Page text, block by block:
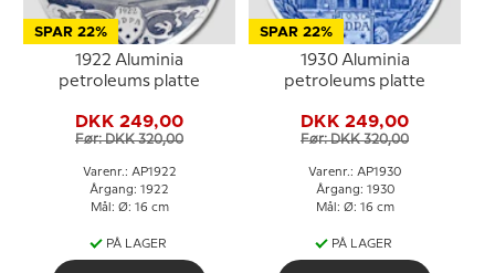
SPAR 22%
1922 Aluminia
petroleums platte
DKK 249,00
Før: DKK 320,00
Varenr.: AP1922
Årgang: 1922
Mål: Ø: 16 cm
PÅ LAGER
SPAR 22%
1930 Aluminia
petroleums platte
DKK 249,00
Før: DKK 320,00
Varenr.: AP1930
Årgang: 1930
Mål: Ø: 16 cm
PÅ LAGER